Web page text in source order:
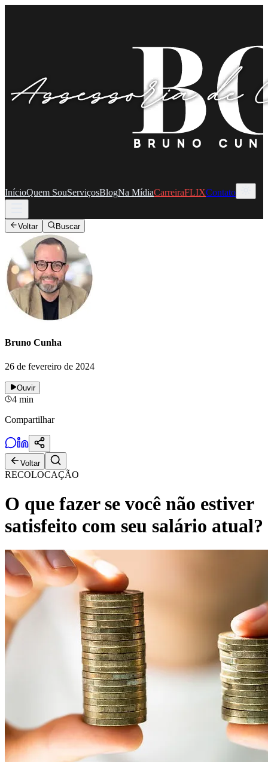
InícioQuem SouServiçosBlogNa MídiaCarreiraFLIXContato
Voltar Buscar
Bruno Cunha
26 de fevereiro de 2024
Ouvir
4 min
Compartilhar
Voltar
RECOLOCAÇÃO
O que fazer se você não estiver
satisfeito com seu salário atual?